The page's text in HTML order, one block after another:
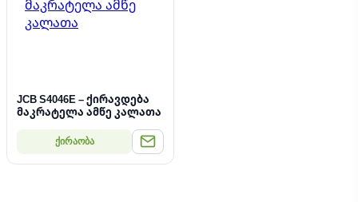
JCB S4046E – ქირავდება
მაკრატელა ამწე კალათა
ქირაობა